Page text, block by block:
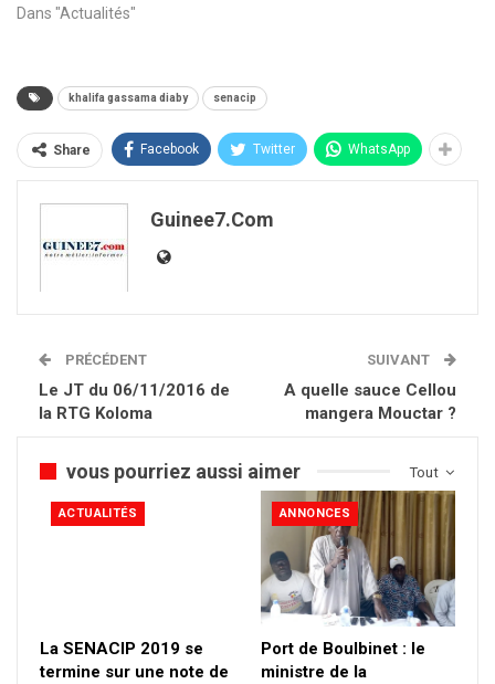
Dans "Actualités"
khalifa gassama diaby senacip
Share Facebook Twitter WhatsApp
Guinee7.com
PRÉCÉDENT
Le JT du 06/11/2016 de
la RTG Koloma
SUIVANT
A quelle sauce Cellou
mangera Mouctar ?
Tout
vous pourriez aussi aimer
ACTUALITÉS
La SENACIP 2019 se
termine sur une note de
ANNONCES
Port de Boulbinet : le
ministre de la